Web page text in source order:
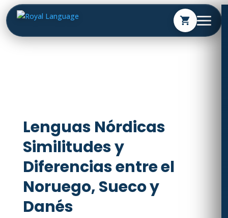
shopping_cart
Lenguas Nórdicas
Similitudes y
Diferencias entre el
Noruego, Sueco y
Danés